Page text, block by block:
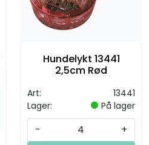
Hundelykt 13441
2,5cm Rød
Art:
13441
Lager:
På lager
-
+